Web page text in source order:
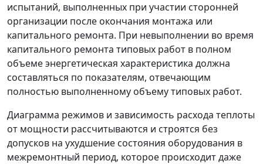
испытаний, выполненных при участии сторонней
организации после окончания монтажа или
капитального ремонта. При невыполнении во время
капитального ремонта типовых работ в полном
объеме энергетическая характеристика должна
составляться по показателям, отвечающим
полностью выполненному объему типовых работ.
Диаграмма режимов и зависимость расхода теплоты
от мощности рассчитываются и строятся без
допусков на ухудшение состояния оборудования в
межремонтный период, которое происходит даже